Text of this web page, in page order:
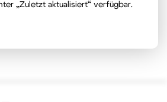
„Zuletzt aktualisiert“ verfügbar.